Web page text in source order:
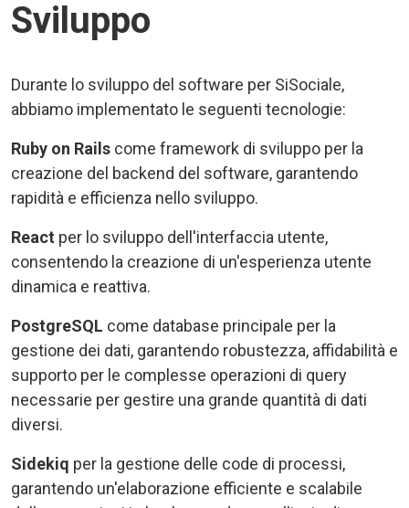
Sviluppo
Durante lo sviluppo del software per SiSociale,
abbiamo implementato le seguenti tecnologie:
Ruby on Rails come framework di sviluppo per la
creazione del backend del software, garantendo
rapidità e efficienza nello sviluppo.
React per lo sviluppo dell'interfaccia utente,
consentendo la creazione di un'esperienza utente
dinamica e reattiva.
PostgreSQL come database principale per la
gestione dei dati, garantendo robustezza, affidabilità e
supporto per le complesse operazioni di query
necessarie per gestire una grande quantità di dati
diversi.
Sidekiq per la gestione delle code di processi,
garantendo un'elaborazione efficiente e scalabile